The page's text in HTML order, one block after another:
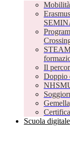
Mobilità
Il
Doppio
Scuola digitale